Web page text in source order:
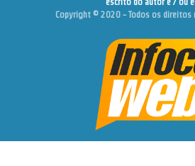
Copyright © 2020 - Todos os direitos